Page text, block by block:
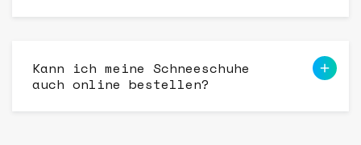
Kann ich meine Schneeschuhe
auch online bestellen?